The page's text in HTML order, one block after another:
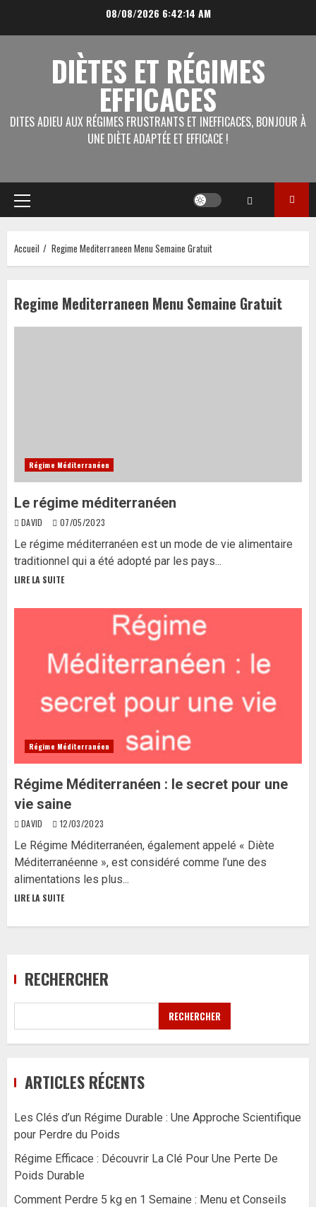
08/08/2026 6:42:14 AM
DIÈTES ET RÉGIMES
EFFICACES
DITES ADIEU AUX RÉGIMES FRUSTRANTS ET INEFFICACES, BONJOUR À
UNE DIÈTE ADAPTÉE ET EFFICACE !
Menu
principal
Accueil Regime Mediterraneen Menu Semaine Gratuit
Regime Mediterraneen Menu Semaine Gratuit
Régime Méditerranéen
Le régime méditerranéen
DAVID 07/05/2023
Le régime méditerranéen est un mode de vie alimentaire
traditionnel qui a été adopté par les pays...
LIRE LA SUITE
Régime Méditerranéen
Régime Méditerranéen : le secret pour une
vie saine
DAVID 12/03/2023
Le Régime Méditerranéen, également appelé « Diète
Méditerranéenne », est considéré comme l’une des
alimentations les plus...
LIRE LA SUITE
RECHERCHER
RECHERCHER
ARTICLES RÉCENTS
Les Clés d’un Régime Durable : Une Approche Scientifique
pour Perdre du Poids
Régime Efficace : Découvrir La Clé Pour Une Perte De
Poids Durable
Comment Perdre 5 kg en 1 Semaine : Menu et Conseils